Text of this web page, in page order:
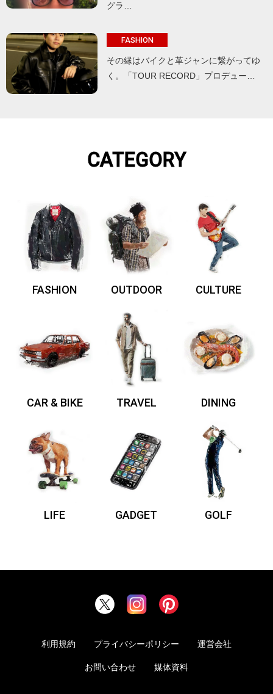
グラ…
FASHION
その縁はバイクと革ジャンに繋がってゆ
く。「TOUR RECORD」プロデュー…
CATEGORY
FASHION OUTDOOR CULTURE
CAR & BIKE TRAVEL DINING
LIFE GADGET GOLF
利用規約 プライバシーポリシー 運営会社
お問い合わせ 媒体資料